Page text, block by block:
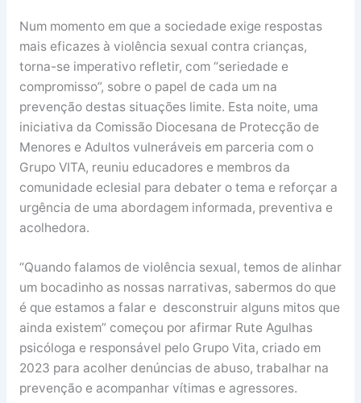
Num momento em que a sociedade exige respostas
mais eficazes à violência sexual contra crianças,
torna-se imperativo refletir, com “seriedade e
compromisso”, sobre o papel de cada um na
prevenção destas situações limite. Esta noite, uma
iniciativa da Comissão Diocesana de Protecção de
Menores e Adultos vulneráveis em parceria com o
Grupo VITA, reuniu educadores e membros da
comunidade eclesial para debater o tema e reforçar a
urgência de uma abordagem informada, preventiva e
acolhedora.
“Quando falamos de violência sexual, temos de alinhar
um bocadinho as nossas narrativas, sabermos do que
é que estamos a falar e desconstruir alguns mitos que
ainda existem” começou por afirmar Rute Agulhas
psicóloga e responsável pelo Grupo Vita, criado em
2023 para acolher denúncias de abuso, trabalhar na
prevenção e acompanhar vítimas e agressores.